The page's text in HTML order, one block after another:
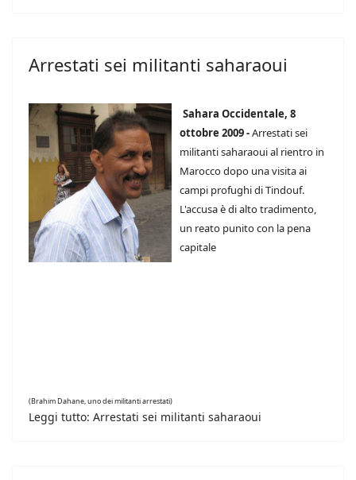
Arrestati sei militanti saharaoui
Sahara Occidentale, 8
ottobre 2009 -Arrestati sei
militanti saharaoui al rientro in
Marocco dopo una visita ai
campi profughi di Tindouf.
L'accusa è di alto tradimento,
un reato punito con la pena
capitale
(Brahim Dahane, uno dei militanti arrestati)
Leggi tutto: Arrestati sei militanti saharaoui